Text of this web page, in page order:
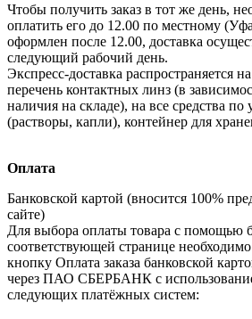
Чтобы получить заказ в тот же день,
оплатить его до 12.00 по местному
оформлен после 12.00, доставка
следующий рабочий день.
Экспресс-доставка распространяется
перечень контактных линз (в
наличия на складе), на все средства по
(растворы, капли), контейнер для
Оплата
Банковской картой (вносится 100%
сайте)
Для выбора оплаты товара с помощью
соответствующей странице
кнопку Оплата заказа банковской
через ПАО СБЕРБАНК с
следующих платёжных систем: